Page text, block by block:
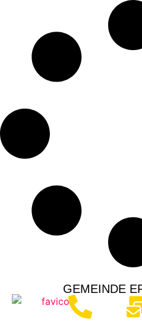
GEMEINDE